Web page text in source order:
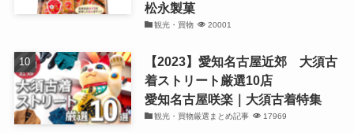
松永製菓
観光・買物 20001
【2023】愛知名古屋近郊 大須古
着ストリート厳選10店
愛知名古屋咲楽｜大須古着特集
観光・買物厳選まとめ記事 17969